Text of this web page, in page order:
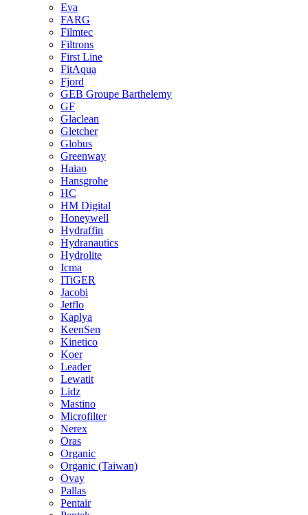
Eva
FARG
Filmtec
Filtrons
First Line
FitAqua
Fjord
GEB Groupe Barthelemy
GF
Glaclean
Gletcher
Globus
Greenway
Haiao
Hansgrohe
HC
HM Digital
Honeywell
Hydraffin
Hydranautics
Hydrolite
Icma
ITiGER
Jacobi
Jetflo
Kaplya
KeenSen
Kinetico
Koer
Leader
Lewatit
Lidz
Mastino
Microfilter
Nerex
Oras
Organic
Organic (Taiwan)
Ovay
Pallas
Pentair